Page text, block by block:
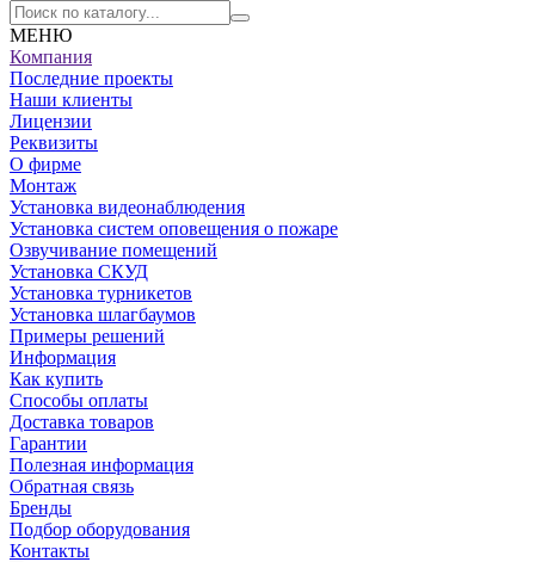
МЕНЮ
Компания
Последние проекты
Наши клиенты
Лицензии
Реквизиты
О фирме
Монтаж
Установка видеонаблюдения
Установка систем оповещения о пожаре
Озвучивание помещений
Установка СКУД
Установка турникетов
Установка шлагбаумов
Примеры решений
Информация
Как купить
Способы оплаты
Доставка товаров
Гарантии
Полезная информация
Обратная связь
Бренды
Подбор оборудования
Контакты